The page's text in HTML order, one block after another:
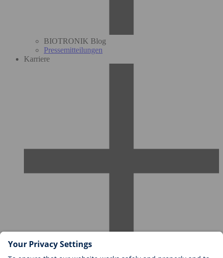
BIOTRONIK Blog
Pressemitteilungen
Karriere